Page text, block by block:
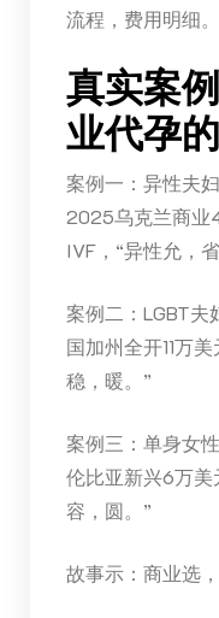
流程，费用明细。
真实案
业代孕
案例一：异性夫
2025乌克兰商业
IVF，“异性允，
案例二：LGBT
国加州全开11万
稳，暖。”
案例三：单身女
伦比亚新兴6万美
容，圆。”
故事示：商业选，